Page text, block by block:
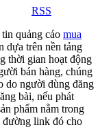
RSS
quảng cáo mua
dựa trên nền tảng
thời gian hoạt động
bán hàng, chúng
do người dùng đăng
bài, nếu phát
phẩm nằm trong
đường link đó cho